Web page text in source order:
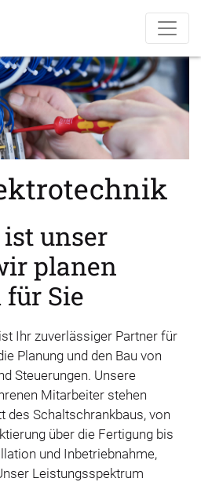
unser
planen
Sie
Ihr zuverlässiger Partner für
Planung und den Bau von
Steuerungen. Unsere
Mitarbeiter stehen
des Schaltschrankbaus, von
über die Fertigung bis
und Inbetriebnahme,
Leistungsspektrum